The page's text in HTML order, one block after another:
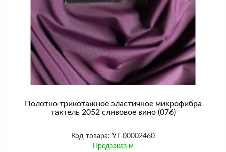
Полотно трикотажное эластичное микрофибра
тактель 2052 сливовое вино (076)
Код товара: УТ-00002460
Предзаказ м